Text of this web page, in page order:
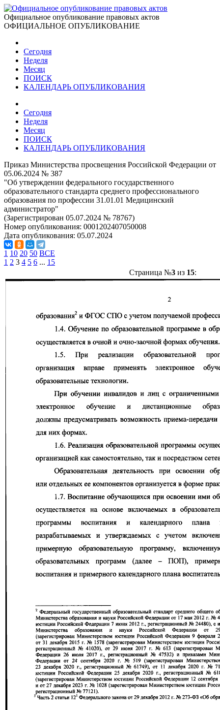
Официальное опубликование правовых актов
ОФИЦИАЛЬНОЕ ОПУБЛИКОВАНИЕ
Сегодня
Неделя
Месяц
ПОИСК
КАЛЕНДАРЬ ОПУБЛИКОВАНИЯ
Сегодня
Неделя
Месяц
ПОИСК
КАЛЕНДАРЬ ОПУБЛИКОВАНИЯ
Приказ Министерства просвещения Российской Федерации от
05.06.2024 № 387
"Об утверждении федерального государственного
образовательного стандарта среднего профессионального
образования по профессии 31.01.01 Медицинский
администратор"
(Зарегистрирован 05.07.2024 № 78767)
Номер опубликования: 0001202407050008
Дата опубликования: 05.07.2024
1 10 20 50 ВСЕ
1 2 3 4 5 6 ... 15
Страница №3из 15: